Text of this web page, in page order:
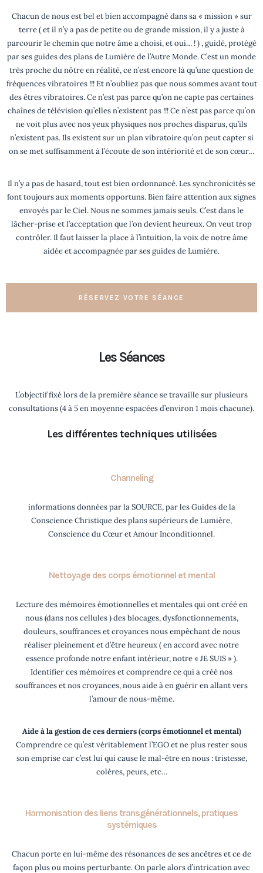
Chacun de nous est bel et bien accompagné dans sa « mission » sur
terre ( et il n’y a pas de petite ou de grande mission, il y a juste à
parcourir le chemin que notre âme a choisi, et oui… ! ) , guidé, protégé
par ses guides des plans de Lumière de l’Autre Monde. C’est un monde
très proche du nôtre en réalité, ce n’est encore là qu’une question de
fréquences vibratoires !!! Et n’oubliez pas que nous sommes avant tout
des êtres vibratoires. Ce n’est pas parce qu’on ne capte pas certaines
chaînes de télévision qu’elles n’existent pas !!! Ce n’est pas parce qu’on
ne voit plus avec nos yeux physiques nos proches disparus, qu’ils
n’existent pas. Ils existent sur un plan vibratoire qu’on peut capter si
on se met suffisamment à l’écoute de son intériorité et de son cœur…
Il n’y a pas de hasard, tout est bien ordonnancé. Les synchronicités se
font toujours aux moments opportuns. Bien faire attention aux signes
envoyés par le Ciel. Nous ne sommes jamais seuls. C’est dans le
lâcher-prise et l’acceptation que l’on devient heureux. On veut trop
contrôler. Il faut laisser la place à l’intuition, la voix de notre âme
aidée et accompagnée par ses guides de Lumière.
RÉSERVEZ VOTRE SÉANCE
Les Séances
L’objectif fixé lors de la première séance se travaille sur plusieurs
consultations (4 à 5 en moyenne espacées d’environ 1 mois chacune).
Les différentes techniques utilisées
Channeling
informations données par laSOURCE, par les Guides de la
Conscience Christique des plans supérieurs de Lumière,
Conscience du Cœur et Amour Inconditionnel.
Nettoyage des corps émotionnel et mental
Lecture des mémoires émotionnelles et mentales qui ont créé en
nous (dans nos cellules ) des blocages, dysfonctionnements,
douleurs, souffrances et croyances nous empêchant de nous
réaliser pleinement et d’être heureux ( en accord avec notre
essence profonde notre enfant intérieur, notre « JE SUIS » ).
Identifier ces mémoires et comprendre ce qui a créé nos
souffrances et nos croyances, nous aide à en guérir en allant vers
l’amour de nous-même.
Aide à la gestion de ces derniers (corps émotionnel et mental)
Comprendre ce qu’est véritablement l’EGO et ne plus rester sous
son emprise car c’est lui qui cause le mal-être en nous : tristesse,
colères, peurs, etc…
Harmonisation des liens transgénérationnels, pratiques
systémiques
Chacun porte en lui-même des résonances de ses ancêtres et ce de
façon plus ou moins perturbante. On parle alors d’intrication avec